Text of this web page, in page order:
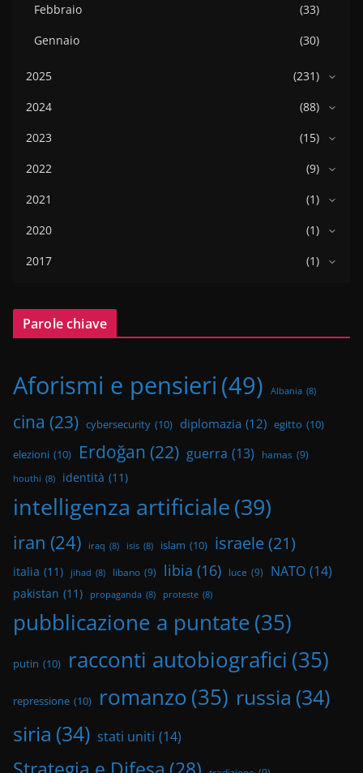
Febbraio
(33)
Gennaio
(30)
2025
(231)
2024
(88)
2023
(15)
2022
(9)
2021
(1)
2020
(1)
2017
(1)
Parole chiave
Aforismi e pensieri (49) Albania (8)
cina (23) cybersecurity (10) diplomazia (12) egitto (10)
elezioni (10) Erdoğan (22) guerra (13) hamas (9)
houthi (8) identità (11)
intelligenza artificiale(39)
iran (24) iraq (8) isis (8) islam (10) israele(21)
italia (11) jihad (8) libano (9) libia (16) luce (9) NATO (14)
pakistan (11) propaganda (8) proteste (8)
pubblicazione a puntate(35)
putin (10) racconti autobiografici (35)
repressione (10) romanzo(35) russia (34)
siria (34) stati uniti (14)